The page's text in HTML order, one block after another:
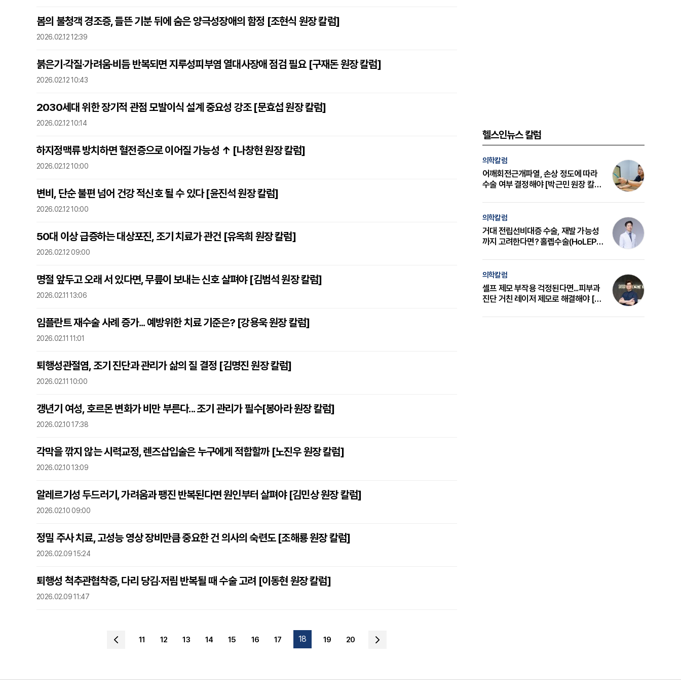
봄의 불청객 경조증, 들뜬 기분 뒤에 숨은 양극성장애의 함정 [조현식 원장 칼럼]
2026.02.12 12:39
붉은기·각질·가려움·비듬 반복되면 지루성피부염 열대사장애 점검 필요 [구재돈 원장 칼럼]
2026.02.12 10:43
2030세대 위한 장기적 관점 모발이식 설계 중요성 강조 [문효섭 원장 칼럼]
2026.02.12 10:14
하지정맥류 방치하면 혈전증으로 이어질 가능성 ↑ [나창현 원장 칼럼]
2026.02.12 10:00
변비, 단순 불편 넘어 건강 적신호 될 수 있다 [윤진석 원장 칼럼]
2026.02.12 10:00
50대 이상 급증하는 대상포진, 조기 치료가 관건 [유옥희 원장 칼럼]
2026.02.12 09:00
명절 앞두고 오래 서 있다면, 무릎이 보내는 신호 살펴야 [김범석 원장 칼럼]
2026.02.11 13:06
임플란트 재수술 사례 증가... 예방위한 치료 기준은? [강용욱 원장 칼럼]
2026.02.11 11:01
퇴행성관절염, 조기 진단과 관리가 삶의 질 결정 [김명진 원장 칼럼]
2026.02.11 10:00
갱년기 여성, 호르몬 변화가 비만 부른다... 조기 관리가 필수[봉아라 원장 칼럼]
2026.02.10 17:38
각막을 깎지 않는 시력교정, 렌즈삽입술은 누구에게 적합할까 [노진우 원장 칼럼]
2026.02.10 13:09
알레르기성 두드러기, 가려움과 팽진 반복된다면 원인부터 살펴야 [김민상 원장 칼럼]
2026.02.10 09:00
정밀 주사 치료, 고성능 영상 장비만큼 중요한 건 의사의 숙련도 [조해룡 원장 칼럼]
2026.02.09 15:24
퇴행성 척추관협착증, 다리 당김·저림 반복될 때 수술 고려 [이동현 원장 칼럼]
2026.02.09 11:47
11 12 13 14 15 16 17 18 19 20
헬스인뉴스 칼럼
의학칼럼
어깨회전근개파열, 손상 정도에 따라
수술 여부 결정해야 [박근민 원장 칼
의학칼럼
거대 전립선비대증 수술, 재발 가능성
까지 고려한다면? 홀렙수술(HoLEP)
의학칼럼
셀프 제모 부작용 걱정된다면...피부과
진단 거친 레이저 제모로 해결해야 [변